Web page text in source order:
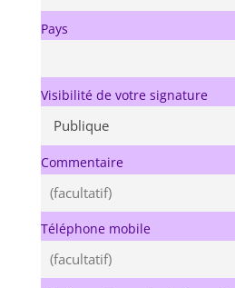
Pays
Visibilité de votre signature
Commentaire
Téléphone mobile